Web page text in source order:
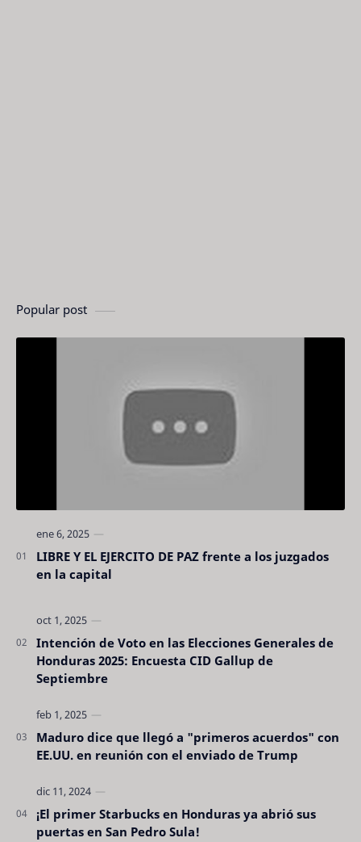
Popular post
LIBRE Y EL EJERCITO DE PAZ frente a los juzgados
en la capital
Intención de Voto en las Elecciones Generales de
Honduras 2025: Encuesta CID Gallup de
Septiembre
Maduro dice que llegó a "primeros acuerdos" con
EE.UU. en reunión con el enviado de Trump
¡El primer Starbucks en Honduras ya abrió sus
puertas en San Pedro Sula!